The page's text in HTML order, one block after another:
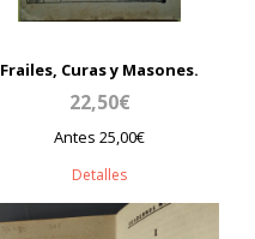
Frailes, Curas y Masones.
22,50€
Antes 25,00€
Detalles